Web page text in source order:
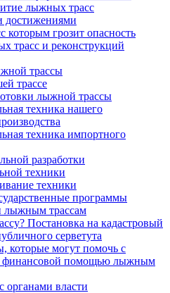
лыжных трасс
достижениями
которым грозит опасность
трасс и реконструкций
трассы
трассе
лыжной трассы
техника нашего
техника импортного
разработки
техники
техники
программы
лыжным трассам
Постановка на кадастровый
серветута
которые могут помочь с
финансовой помощью лыжным
органами власти